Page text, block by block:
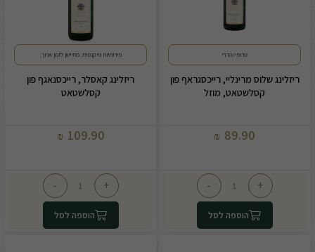
טרופי והדרי
ריזלינג שלוס מרינליי, רייכסגראף פון
קסלשטאט, מוזל
89.90
₪
+
-
הוספה לסל
פירותיות פיקנטית. מתיישן לזמן ארוך.
ריזלינג קאסלר, רייכסנאגף פון
קסלשטאט
109.90
₪
+
-
הוספה לסל